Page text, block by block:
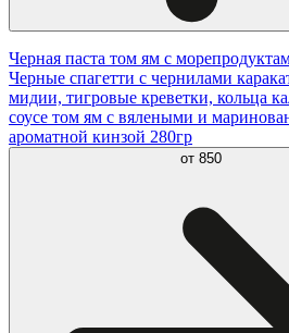
Черная паста том ям с
Черные спагетти с чернилами
мидии, тигровые креветки, кольца
соусе том ям с вялеными и
ароматной кинзой 280гр
от 850